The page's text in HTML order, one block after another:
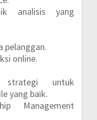
analisis yang
pelanggan.
online.
strategi untuk
yang baik.
Management